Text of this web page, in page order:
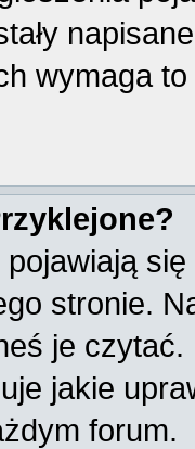
wymaga
stronie.
je czytać.
jakie
forum.